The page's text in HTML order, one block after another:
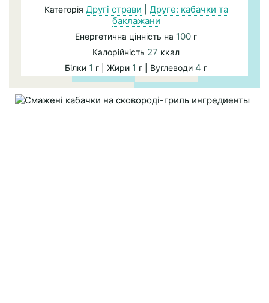
Категорія Другі страви
Друге: кабачки та
баклажани
Енергетична цінність на 100 г
Калорійність 27 ккал
Білки 1 г | Жири 1 г | Вуглеводи 4 г